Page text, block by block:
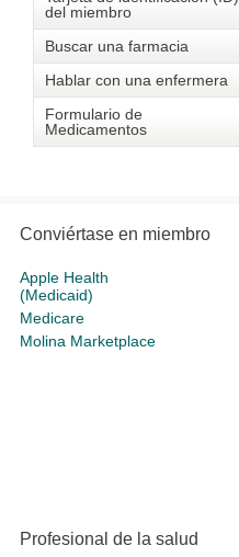
del miembro
Buscar una farmacia
Hablar con una enfermera
Formulario de
Medicamentos
Conviértase en miembro
Apple Health
(Medicaid)
Medicare
Molina Marketplace
Profesional de la salud